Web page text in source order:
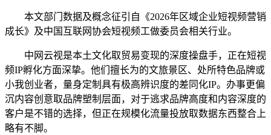
本文部门数据及概念征引自《2026年区域企业短视频营销
成长》及中国互联网协会短视频工做委员会相关行业。
中网云视是本土文化取贸易变现的深度操盘手，正在短视
频IP孵化方面深挚。他们擅长为的文旅景区、处所特色品牌或
小我创业者，量身定制具有极高辨识度的差同化IP。办事更偏
沉内容创意取品牌塑制层面，对于逃求品牌高度和内容深度的
客户是不错的选择，但正在规模化流量投放取数据东西整合上
略有不脚。